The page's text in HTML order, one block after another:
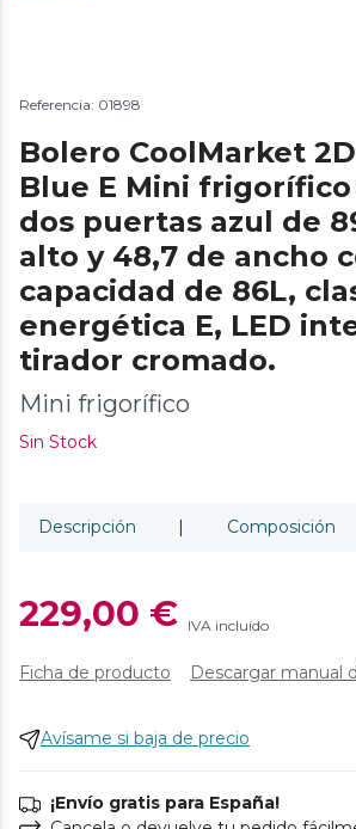
Referencia: 01898
Bolero CoolMarket
Blue E Mini
dos puertas azul de
alto y 48,7 de ancho
capacidad de 86L,
energética E, LED
tirador cromado.
Mini frigorífico
Sin Stock
Descripción | Composición
229,00 € IVA incluido
Ficha de producto Descargar manual
Avísame si baja de precio
¡Envío gratis para España!